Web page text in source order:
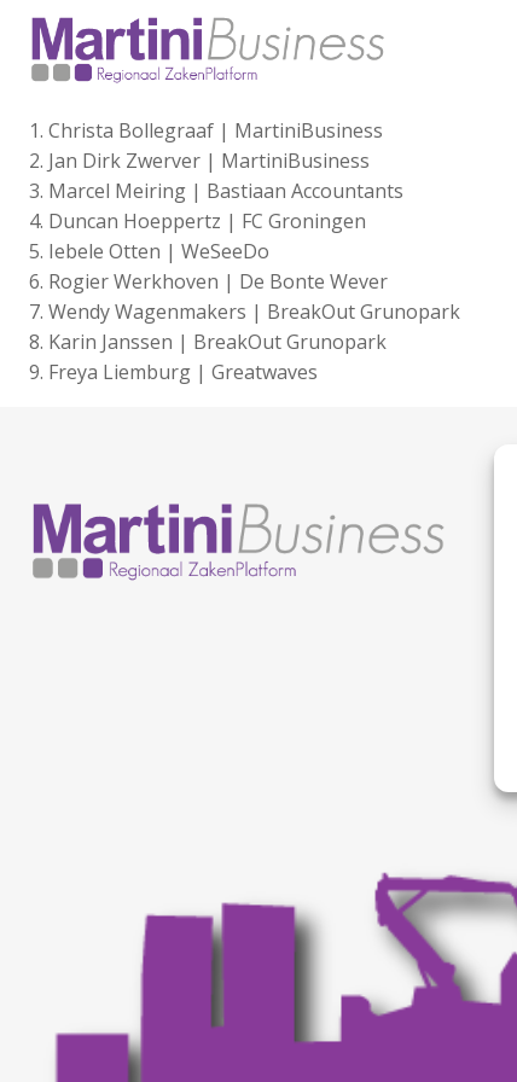
Christa Bollegraaf | MartiniBusiness
Jan Dirk Zwerver | MartiniBusiness
Marcel Meiring | Bastiaan Accountants
Duncan Hoeppertz | FC Groningen
Iebele Otten | WeSeeDo
Rogier Werkhoven | De Bonte Wever
Wendy Wagenmakers | BreakOut Grunopark
Karin Janssen | BreakOut Grunopark
Freya Liemburg | Greatwaves